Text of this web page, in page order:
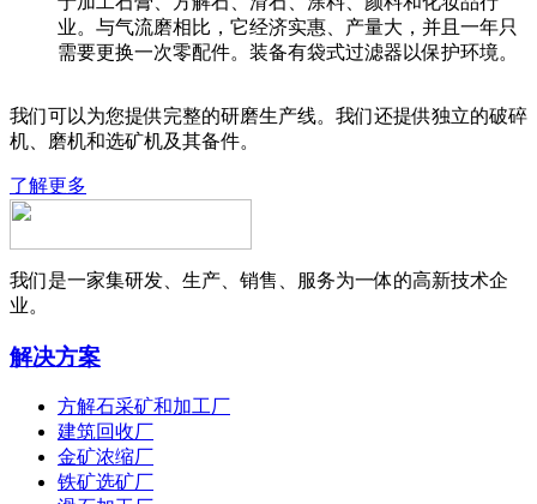
业。与气流磨相比，它经济实惠、产量大，并且一年只
需要更换一次零配件。装备有袋式过滤器以保护环境。
我们可以为您提供完整的研磨生产线。我们还提供独立的破碎
机、磨机和选矿机及其备件。
了解更多
我们是一家集研发、生产、销售、服务为一体的高新技术企
业。
解决方案
方解石采矿和加工厂
建筑回收厂
金矿浓缩厂
铁矿选矿厂